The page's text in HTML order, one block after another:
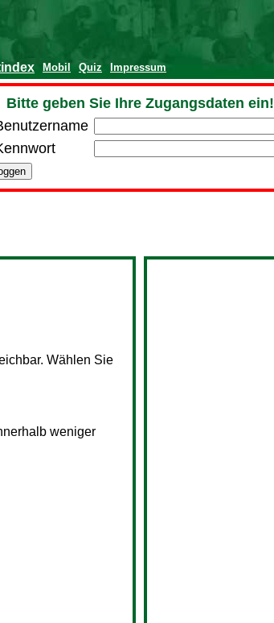
Mobil Quiz Impressum
Bitte geben Sie Ihre Zugangsdaten ein!
Wählen Sie
weniger